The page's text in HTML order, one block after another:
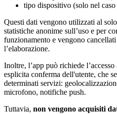
tipo dispositivo (solo nel caso
Questi dati vengono utilizzati al
statistiche anonime sull’uso e per
funzionamento e vengono
l’elaborazione.
Inoltre, l’app può richiede
esplicita conferma dell'utente, che
determinati servizi:
microfono, notifiche push.
Tuttavia, non vengono acquisiti